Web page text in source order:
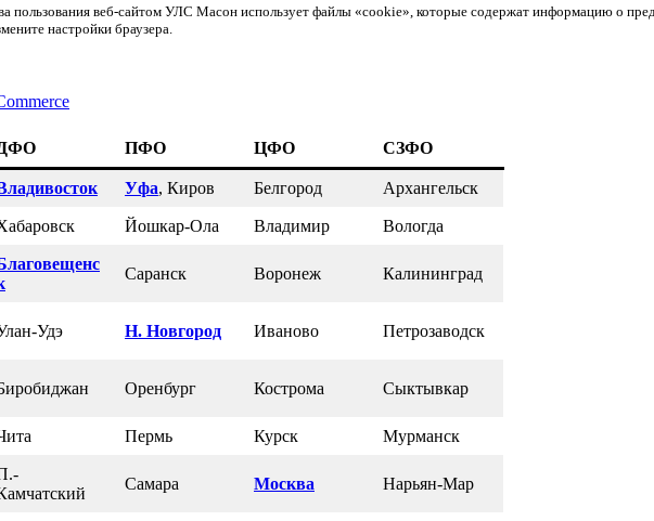
пользования веб-сайтом УЛС Масон использует файлы «cookie», которые содержат информацию о
настройки браузера.
ПФО ЦФО СЗФО
Уфа, Киров Белгород Архангельск
Йошкар-Ола Владимир Вологда
Саранск Воронеж Калининград
Удэ Н. Новгород Иваново Петрозаводск
Оренбург Кострома Сыктывкар
Пермь Курск Мурманск
Самара Москва Нарьян-Мар